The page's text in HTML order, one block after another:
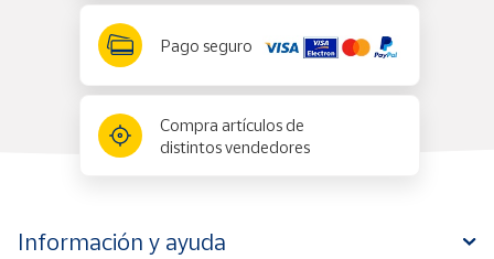
Pago seguro
Compra artículos de
distintos vendedores
Información y ayuda